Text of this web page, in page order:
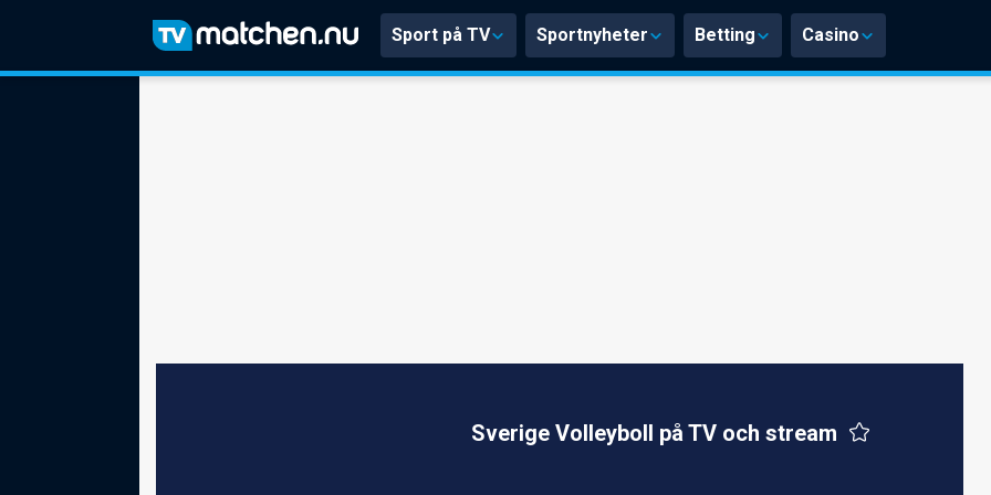
Sport på TV Sportnyheter Betting Casino
Sverige Volleyboll på TV och stream